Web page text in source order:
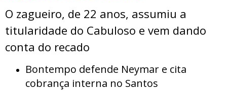
O zagueiro, de 22 anos, assumiu a
titularidade do Cabuloso e vem dando
conta do recado
Bontempo defende Neymar e cita
cobrança interna no Santos